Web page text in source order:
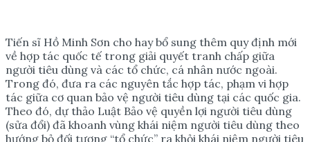
Tiến sĩ Hồ Minh Sơn cho hay bổ sung thêm quy định mới
về hợp tác quốc tế trong giải quyết tranh chấp giữa
người tiêu dùng và các tổ chức, cá nhân nước ngoài.
Trong đó, đưa ra các nguyên tắc hợp tác, phạm vi hợp
tác giữa cơ quan bảo vệ người tiêu dùng tại các quốc gia.
Theo đó, dự thảo Luật Bảo vệ quyền lợi người tiêu dùng
(sửa đổi) đã khoanh vùng khái niệm người tiêu dùng theo
hướng bỏ đối tượng “tổ chức” ra khỏi khái niệm người tiêu